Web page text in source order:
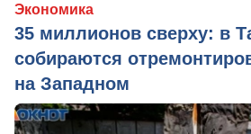
Экономика
35 миллионов сверху: в
собираются
на Западном